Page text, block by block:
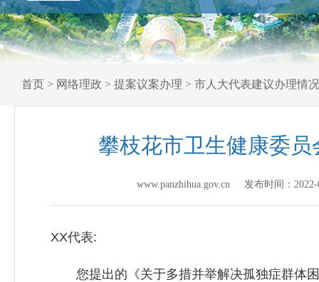
首页 > 网络理政 > 提案议案办理 > 市人大代表建议办理情况
攀枝花市卫生健康委
www.panzhihua.gov.cn 发布时间：
XX代表:
您提出的《关于多措并举解决孤独症群体困